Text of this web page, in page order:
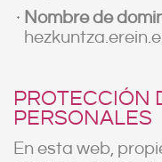
Nombre de
PROTECCIÓN
PERSONALES
En esta web,